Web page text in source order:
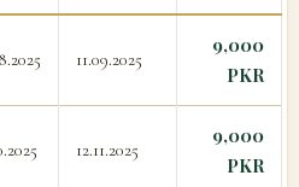
11.09.2025
9,000
PKR
12.11.2025
9,000
PKR